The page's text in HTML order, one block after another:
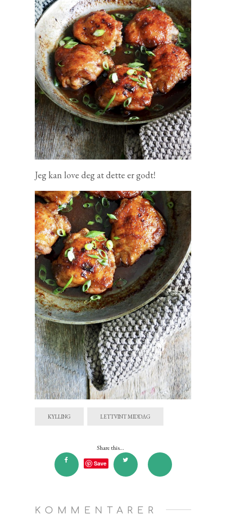
Jeg kan love deg at dette er godt!
KYLLING LETTVINT MIDDAG
Share this...
Save
KOMMENTARER